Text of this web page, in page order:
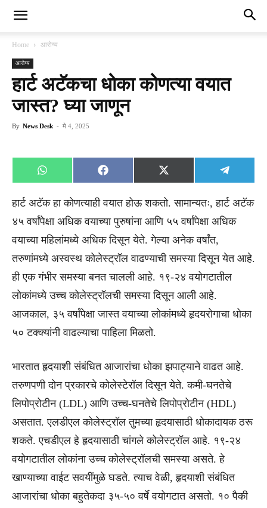
Home आरोग्य
आरोग्य
हार्ट अटॅकचा धोका कोणत्या वयात
जास्त? घ्या जाणून
By News Desk - मे 4, 2025
Share
on
WhatsApp
Share
on
Facebook
Share
on
X
(Twitter)
Share
on
हार्ट अटॅक हा कोणत्याही वयात होऊ शकतो. सामान्यतः, हार्ट अटॅक
४५ वर्षांपेक्षा अधिक वयाच्या पुरुषांना आणि ५५ वर्षांपेक्षा अधिक
वयाच्या महिलांमध्ये अधिक दिसून येते. गेल्या अनेक वर्षांत,
तरुणांमध्ये अस्वस्थ कोलेस्ट्रॉल वाढण्याची समस्या दिसून येत आहे.
ही एक गंभीर समस्या बनत चालली आहे. १९-२४ वयोगटातील
लोकांमध्ये उच्च कोलेस्ट्रॉलची समस्या दिसून आली आहे.
आजकाल, ३५ वर्षांपेक्षा जास्त वयाच्या लोकांमध्ये हृदयरोगाचा धोका
५० टक्क्यांनी वाढल्याचा पाहिला मिळतो.
भारतात हृदयाशी संबंधित आजारांचा धोका झपाट्याने वाढत आहे.
तरुणपणी दोन प्रकारचे कोलेस्टेरॉल दिसून येते. कमी-घनतेचे
लिपोप्रोटीन (LDL) आणि उच्च-घनतेचे लिपोप्रोटीन (HDL)
असतात. एलडीएल कोलेस्ट्रॉल तुमच्या हृदयासाठी धोकादायक ठरू
शकते. एचडीएल हे हृदयासाठी चांगले कोलेस्ट्रॉल आहे. १९-२४
वयोगटातील लोकांना उच्च कोलेस्ट्रॉलची समस्या असते. हे
खाण्याच्या वाईट सवयींमुळे घडते. त्याच वेळी, हृदयाशी संबंधित
आजारांचा धोका बहुतेकदा ३५-५० वर्षे वयोगटात असतो. १० पैकी